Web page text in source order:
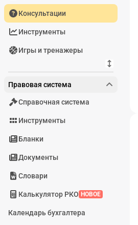
Консультации
Инструменты
Игры и тренажеры
Правовая система
Справочная система
Инструменты
Бланки
Документы
Словари
Калькулятор РКО НОВОЕ
Календарь бухгалтера